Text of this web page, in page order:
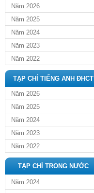
Năm 2026
Năm 2025
Năm 2024
Năm 2023
Năm 2022
TẠP CHÍ TIẾNG ANH ĐHCT
Năm 2026
Năm 2025
Năm 2024
Năm 2023
Năm 2022
TẠP CHÍ TRONG NƯỚC
Năm 2024